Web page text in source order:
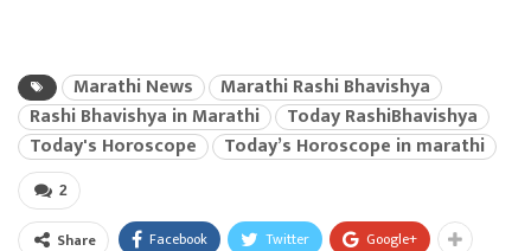
Marathi News
Marathi Rashi Bhavishya
Rashi Bhavishya in Marathi
Today RashiBhavishya
Today's Horoscope
Today’s Horoscope in marathi
2
Share Facebook Twitter Google+